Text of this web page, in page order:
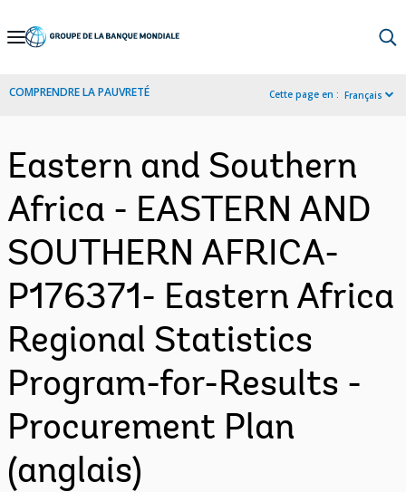
Skip
Navigation
COMPRENDRE LA PAUVRETÉ Cette page en : Français
Eastern and Southern
Africa - EASTERN AND
SOUTHERN AFRICA-
P176371- Eastern Africa
Regional Statistics
Program-for-Results -
Procurement Plan
(anglais)